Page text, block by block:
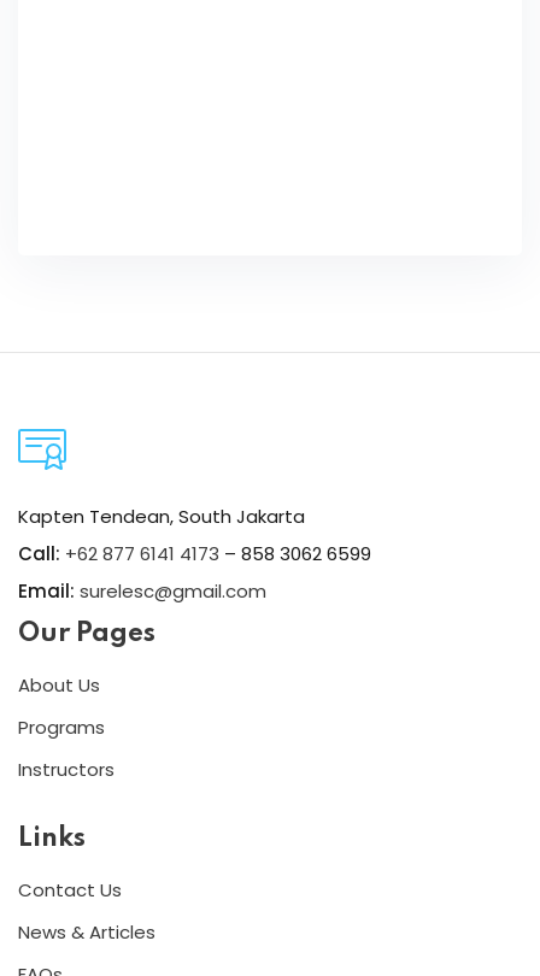
Kapten Tendean, South Jakarta
Call: +62 877 6141 4173 – 858 3062 6599
Email: surelesc@gmail.com
Our Pages
About Us
Programs
Instructors
Links
Contact Us
News & Articles